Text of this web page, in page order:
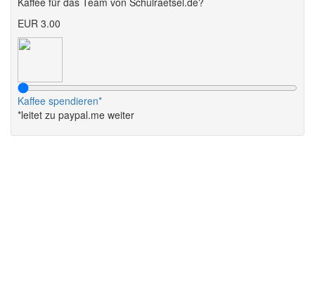
EUR 3.00
Kaffee spendieren*
*leitet zu paypal.me weiter